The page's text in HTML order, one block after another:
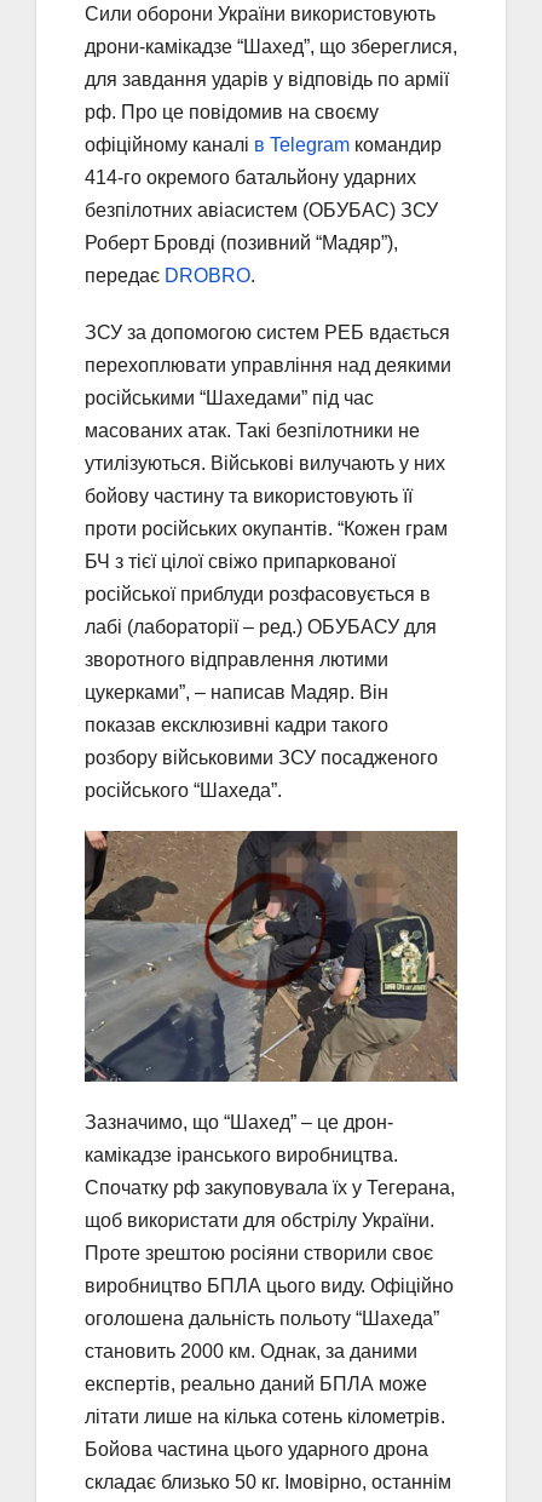
Сили оборони України використовують
дрони-камікадзе “Шахед”, що збереглися,
для завдання ударів у відповідь по армії
рф. Про це повідомив на своєму
офіційному каналі в Telegram командир
414-го окремого батальйону ударних
безпілотних авіасистем (ОБУБАС) ЗСУ
Роберт Бровді (позивний “Мадяр”),
передає DROBRO.
ЗСУ за допомогою систем РЕБ вдається
перехоплювати управління над деякими
російськими “Шахедами” під час
масованих атак. Такі безпілотники не
утилізуються. Військові вилучають у них
бойову частину та використовують її
проти російських окупантів. “Кожен грам
БЧ з тієї цілої свіжо припаркованої
російської приблуди розфасовується в
лабі (лабораторії – ред.) ОБУБАСУ для
зворотного відправлення лютими
цукерками”, – написав Мадяр. Він
показав ексклюзивні кадри такого
розбору військовими ЗСУ посадженого
російського “Шахеда”.
Зазначимо, що “Шахед” – це дрон-
камікадзе іранського виробництва.
Спочатку рф закуповувала їх у Тегерана,
щоб використати для обстрілу України.
Проте зрештою росіяни створили своє
виробництво БПЛА цього виду. Офіційно
оголошена дальність польоту “Шахеда”
становить 2000 км. Однак, за даними
експертів, реально даний БПЛА може
літати лише на кілька сотень кілометрів.
Бойова частина цього ударного дрона
складає близько 50 кг. Імовірно, останнім